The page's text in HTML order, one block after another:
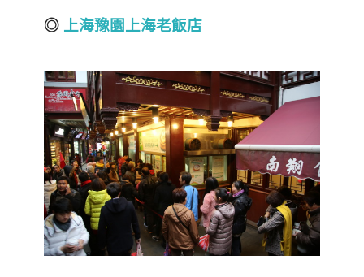
◎ 上海豫園上海老飯店